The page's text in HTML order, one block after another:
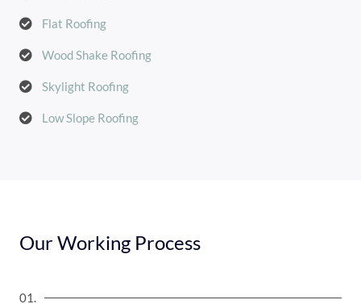
Flat Roofing
Wood Shake Roofing
Skylight Roofing
Low Slope Roofing
Our Working Process
01.